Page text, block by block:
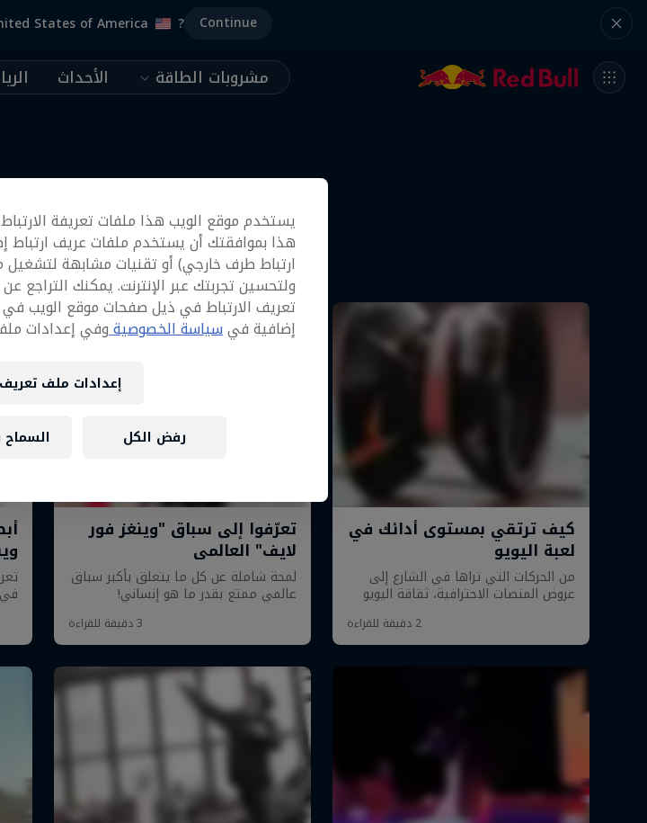
States of America ? Continue
مشروبات الطاقة الأحداث
المزيديستخدم موقع الويب هذا ملفات تعريفة
هذا بموافقتك أن يستخدم ملفات عريف ارتباط
ارتباط طرف خارجي) أو تقنيات مشابهة لتشغيل
ولتحسين تجربتك عبر الإنترنت. يمكنك التراجع
تعريف الارتباط في ذيل صفحات موقع الويب
إضافية فيسياسة الخصوصيةوفي إعدادات
إعدادات ملف تعريف
رفض الكل السماح